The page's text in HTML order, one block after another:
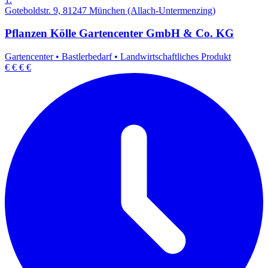
Goteboldstr. 9, 81247 München (Allach-Untermenzing)
Pflanzen Kölle Gartencenter GmbH & Co. KG
Gartencenter • Bastlerbedarf • Landwirtschaftliches Produkt
€ € € €